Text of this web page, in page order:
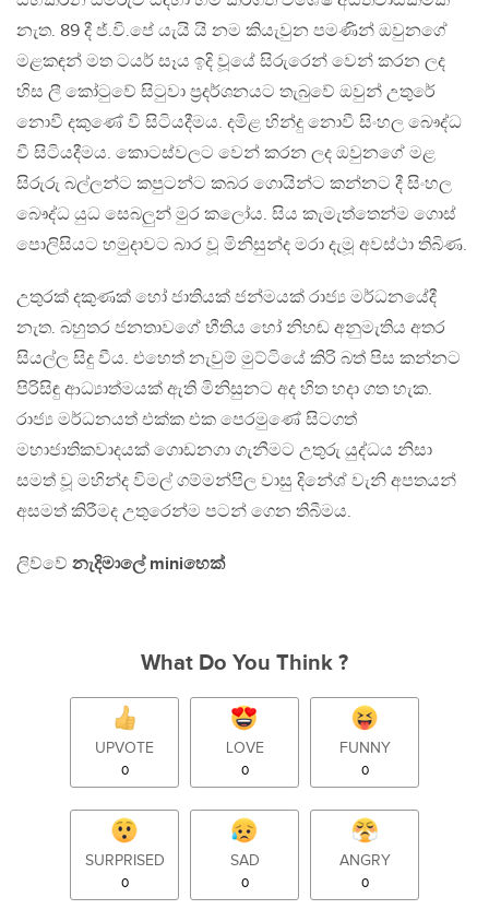
නැත. 89 දී ජ්.වි.පේ යැයි යි නම කියැවුන පමණින් ඔවුනගේ
මළකඳන් මත ටයර් සෑය ඉදි වූයේ සිරුරෙන් වෙන් කරන ලද
හිස ලී කෝ‍ටුවේ සි‍ටුවා ප්‍රදර්ශනයට තැබුවේ ඔවුන් උතුරේ
නොවී දකුණේ වී සිටියදීමය. දමිළ හින්දු නොවී සිංහල බෞද්ධ
වී සිටියදීමය. කොටස්වලට වෙන් කරන ලද ඔවුනගේ මළ
සිරුරු බල්ලන්ට කපුටන්ට කබර ගොයින්ට කන්නට දී සිංහල
බෞද්ධ යුධ සෙබලුන් මුර කලෝය. සිය කැමැත්තෙන්ම ගොස්
පොලිසියට හමුදාවට බාර වූ මිනිසුන්ද මරා දැමූ අවස්ථා තිබිණ.
උතුරක් දකුණක් හෝ ජාතියක් ජන්මයක් රාජ්‍ය මර්ධනයේදී
නැත. බහුතර ජනතාවගේ භීතිය හෝ නිහඬ අනුමැතිය අතර
සියල්ල සිදු වීය. එහෙත් නැවුම් මුට්ටියේ කිරි බත් පිස කන්නට
පිරිසිඳු ආධ්‍යාත්මයක් ඇති මිනිසුනට අද හිත හදා ගත හැක.
රාජ්‍ය මර්ධනයත් එක්ක එක පෙරමුණේ සිටගත්
මහාජාතිකවාදයක් ගොඩනගා ගැනීමට උතුරු යුද්ධය නිසා
සමත් වූ මහින්ද විමල් ගම්මන්පිල වාසු දිනේශ් වැනි අපතයන්
අසමත් කිරීමද උතුරෙන්ම පටන් ගෙන තිබීමය.
ලිව්වේ නැදිමාලේ miniහෙක්
What Do You Think ?
UPVOTE
0
LOVE
0
FUNNY
0
SURPRISED
0
SAD
0
ANGRY
0